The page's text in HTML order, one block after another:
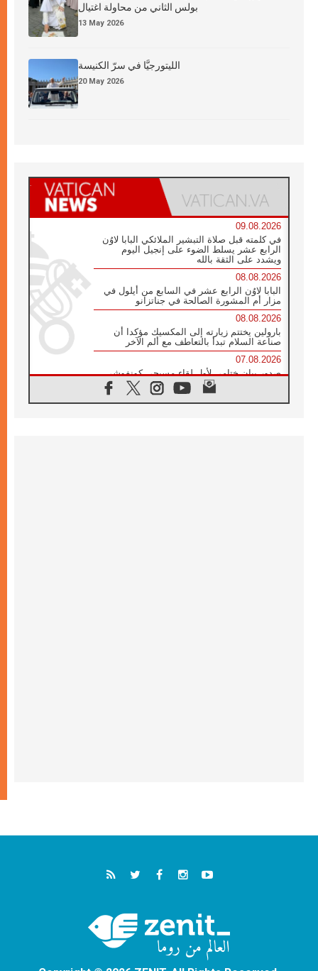
بولس الثاني من محاولة اغتيال
13 May 2026
الليتورجيَّا في سرّ الكنيسة
20 May 2026
09.08.2026
في كلمته قبل صلاة التبشير الملائكي البابا لاوُن
الرابع عشر يسلط الضوء على إنجيل اليوم
ويشدد على الثقة بالله
08.08.2026
البابا لاوُن الرابع عشر في السابع من أيلول في
مزار أم المشورة الصالحة في جناتزانو
08.08.2026
بارولين يختتم زيارته إلى المكسيك مؤكدا أن
صناعة السلام تبدأ بالتعاطف مع ألم الآخر
07.08.2026
صدور بيان ختامي لأول لقاء مسيحي كونفوشي
بمشاركة الدائرة الفاتيكانية للحوار بين الأديان
07.08.2026